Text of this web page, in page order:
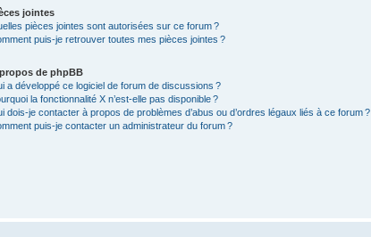
jointes
pièces jointes sont autorisées sur ce forum ?
puis-je retrouver toutes mes pièces jointes ?
de phpBB
a développé ce logiciel de forum de discussions ?
la fonctionnalité X n’est-elle pas disponible ?
dois-je contacter à propos de problèmes d’abus ou d’ordres légaux liés à ce forum ?
puis-je contacter un administrateur du forum ?